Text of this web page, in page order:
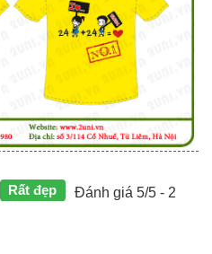
Rất đẹp Đánh giá 5/5 - 2